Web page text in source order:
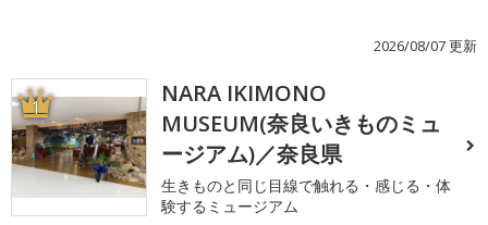
2026/08/07 更新
1
NARA IKIMONO
MUSEUM(奈良いきものミュ
ージアム)／奈良県
生きものと同じ目線で触れる・感じる・体
験するミュージアム